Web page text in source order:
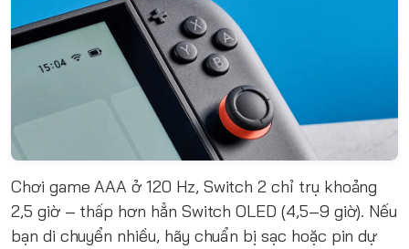
Chơi game AAA ở 120 Hz, Switch 2 chỉ trụ khoảng
2,5 giờ – thấp hơn hẳn Switch OLED (4,5–9 giờ). Nếu
bạn di chuyển nhiều, hãy chuẩn bị sạc hoặc pin dự